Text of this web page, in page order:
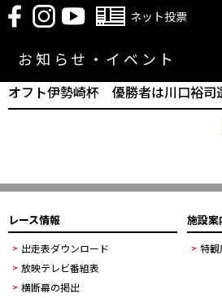
ネット投票
お知らせ・イベント
オフト伊勢崎杯 優勝者は川口裕司
レース情報
出走表ダウンロード
放映テレビ番組表
横断幕の掲出
施設案
特観